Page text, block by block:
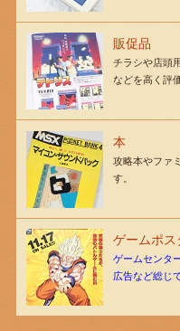
販促品
チラシや店頭
などを高く評
本
攻略本やファ
す。
ゲームポス
ゲームセンタ
広告など総じ